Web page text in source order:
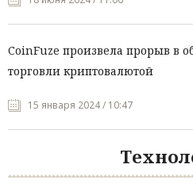
CoinFuze произвела прорыв в
торговли криптовалютой
15 января 2024 / 10:47